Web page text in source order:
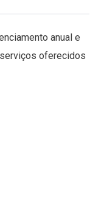
anual e
oferecidos